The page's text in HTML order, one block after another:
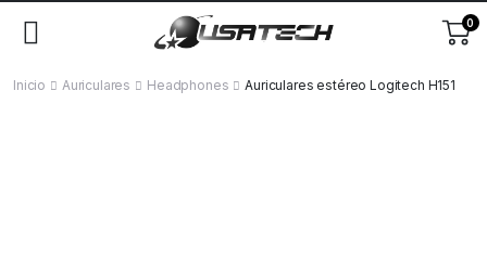
0
Inicio Auriculares Headphones Auriculares estéreo Logitech H151